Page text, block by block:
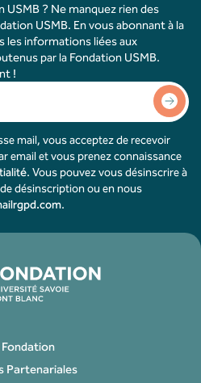
USMB ? Ne manquez rien des
USMB. En vous abonnant à la
informations liées aux
par la Fondation USMB.
!
mail, vous acceptez de recevoir
email et vous prenez connaissance
. Vous pouvez vous désinscrire à
désinscription ou en nous
.
Fondation
Partenariales